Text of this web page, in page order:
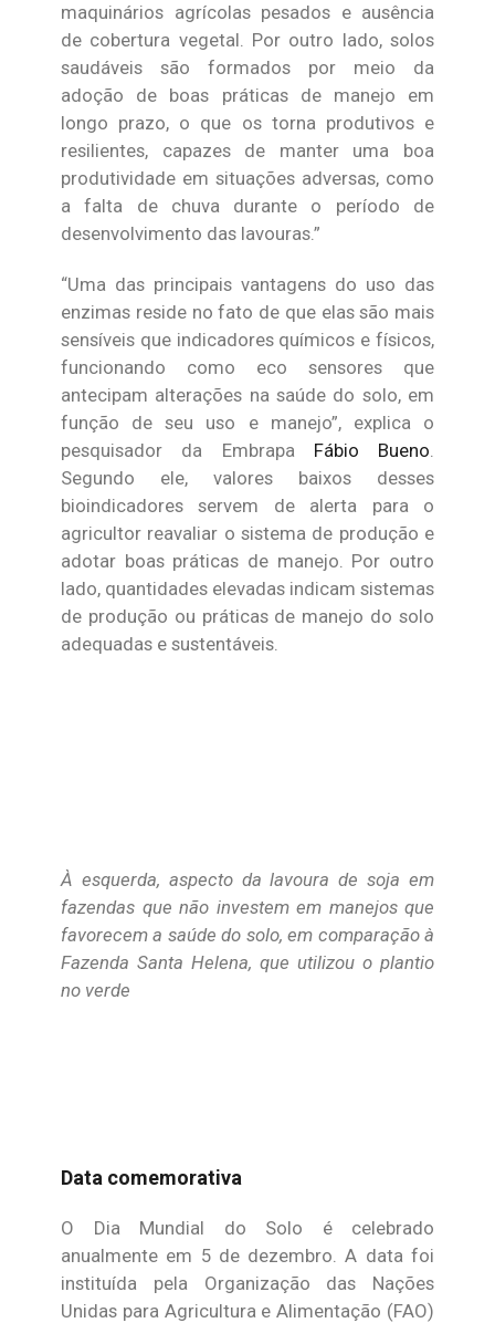
maquinários agrícolas pesados e ausência
de cobertura vegetal. Por outro lado, solos
saudáveis são formados por meio da
adoção de boas práticas de manejo em
longo prazo, o que os torna produtivos e
resilientes, capazes de manter uma boa
produtividade em situações adversas, como
a falta de chuva durante o período de
desenvolvimento das lavouras.”
“Uma das principais vantagens do uso das
enzimas reside no fato de que elas são mais
sensíveis que indicadores químicos e físicos,
funcionando como eco sensores que
antecipam alterações na saúde do solo, em
função de seu uso e manejo”, explica o
pesquisador da Embrapa Fábio Bueno.
Segundo ele, valores baixos desses
bioindicadores servem de alerta para o
agricultor reavaliar o sistema de produção e
adotar boas práticas de manejo. Por outro
lado, quantidades elevadas indicam sistemas
de produção ou práticas de manejo do solo
adequadas e sustentáveis.
À esquerda, aspecto da lavoura de soja em
fazendas que não investem em manejos que
favorecem a saúde do solo, em comparação à
Fazenda Santa Helena, que utilizou o plantio
no verde
Data comemorativa
O Dia Mundial do Solo é celebrado
anualmente em 5 de dezembro. A data foi
instituída pela Organização das Nações
Unidas para Agricultura e Alimentação (FAO)